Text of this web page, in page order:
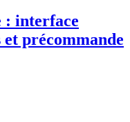
: interface
et précommande